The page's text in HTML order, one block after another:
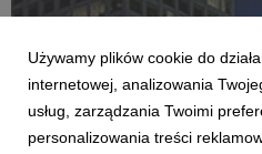
Używamy plików cookie do
internetowej, analizowania
usług, zarządzania Twoimi
personalizowania treści